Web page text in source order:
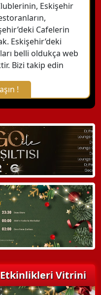
Eskişehir
Cafelerin
Eskişehir’deki
belli oldukça web
Bizi takip edin
!
Etkinlikleri Vitrini